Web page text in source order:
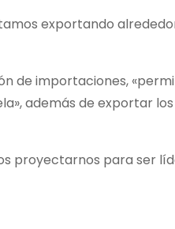
exportando
de importaciones,
además de exportar los
proyectarnos para ser